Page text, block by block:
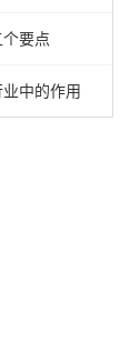
要点
中的作用